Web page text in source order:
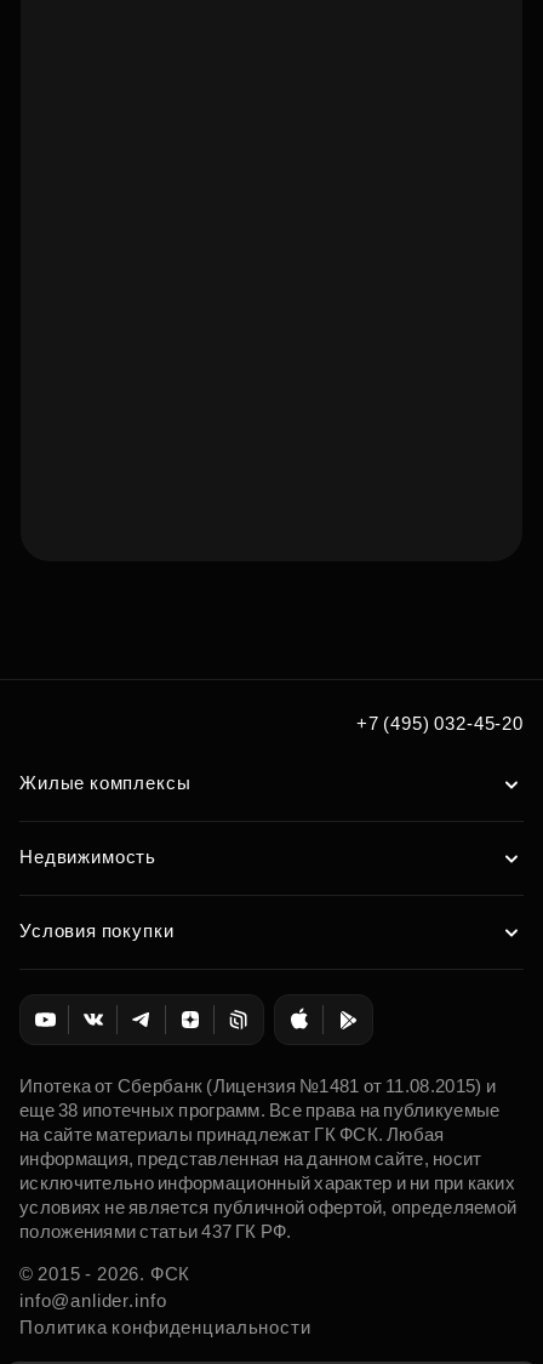
+7 (495) 032-45-20
Жилые комплексы
Недвижимость
Условия покупки
Ипотека от Сбербанк (Лицензия №1481 от 11.08.2015) и
еще 38 ипотечных программ. Все права на публикуемые
на сайте материалы принадлежат ГК ФСК. Любая
информация, представленная на данном сайте, носит
исключительно информационный характер и ни при каких
условиях не является публичной офертой, определяемой
положениями статьи 437 ГК РФ.
© 2015 - 2026. ФСК
info@anlider.info
Политика конфиденциальности